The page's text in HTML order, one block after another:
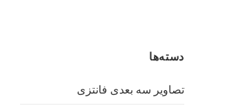
دسته‌ها
تصاویر سه بعدی فانتزی